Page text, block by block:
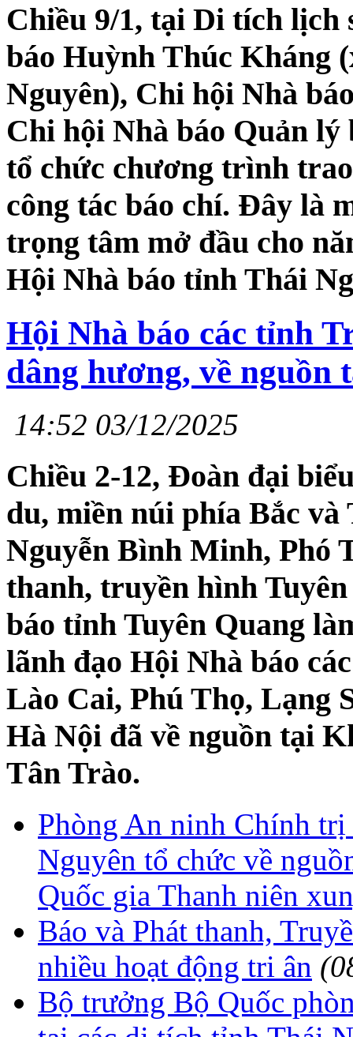
Chiều 9/1, tại Di tích lịch
báo Huỳnh Thúc Kháng
Nguyên), Chi hội Nhà
Chi hội Nhà báo Quản lý
tổ chức chương trình
công tác báo chí. Đây là
trọng tâm mở đầu cho
Hội Nhà báo tỉnh Thái
Hội Nhà báo các tỉnh
dâng hương, về nguồn
14:52 03/12/2025
Chiều 2-12, Đoàn đại
du, miền núi phía Bắc
Nguyễn Bình Minh, Phó
thanh, truyền hình
báo tỉnh Tuyên Quang
lãnh đạo Hội Nhà báo
Lào Cai, Phú Thọ, Lạng
Hà Nội đã về nguồn tại
Tân Trào.
Phòng An ninh Chính
Nguyên tổ chức về
Quốc gia Thanh niên
Báo và Phát thanh,
nhiều hoạt động tri ân
Bộ trưởng Bộ Quốc